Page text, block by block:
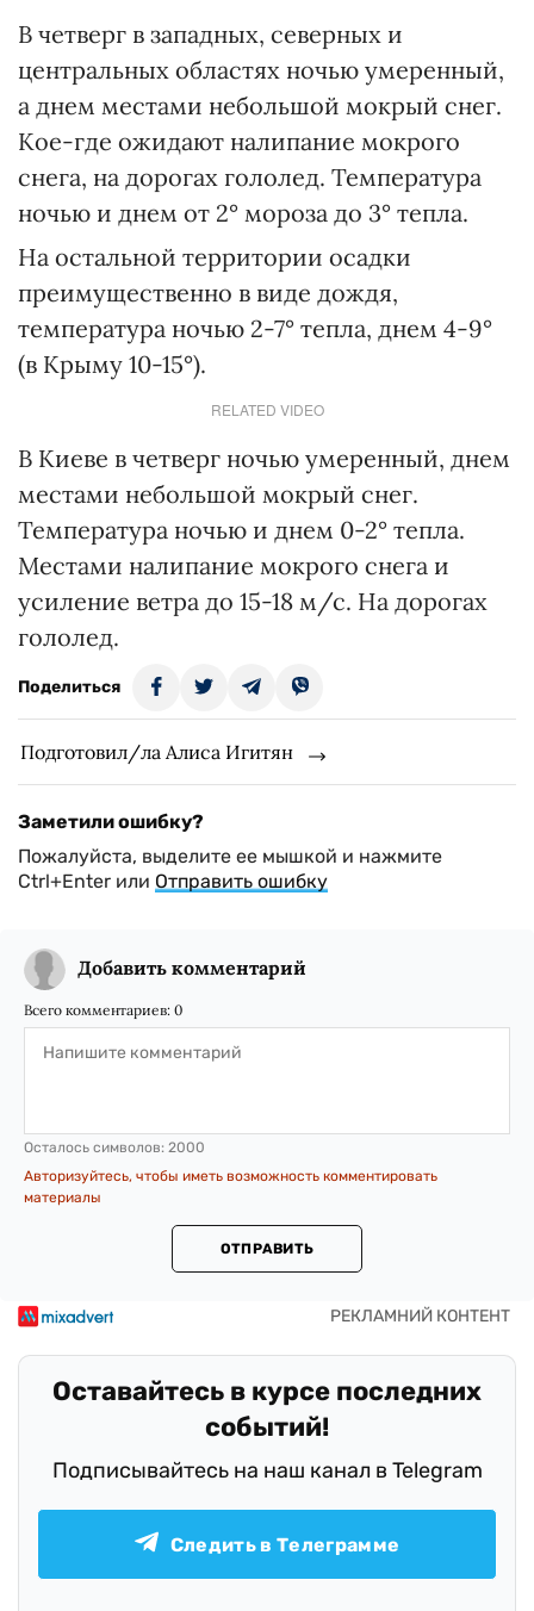
В четверг в западных, северных и
центральных областях ночью умеренный,
а днем местами небольшой мокрый снег.
Кое-где ожидают налипание мокрого
снега, на дорогах гололед. Температура
ночью и днем от 2° мороза до 3° тепла.
На остальной территории осадки
преимущественно в виде дождя,
температура ночью 2-7° тепла, днем 4-9°
(в Крыму 10-15°).
RELATED VIDEO
В Киеве в четверг ночью умеренный, днем
местами небольшой мокрый снег.
Температура ночью и днем 0-2° тепла.
Местами налипание мокрого снега и
усиление ветра до 15-18 м/с. На дорогах
гололед.
Поделиться
Подготовил/ла Алиса Игитян
Заметили ошибку?
Пожалуйста, выделите ее мышкой и нажмите
Ctrl+Enter или Отправить ошибку
Добавить комментарий
Всего комментариев: 0
Осталось символов: 2000
Авторизуйтесь, чтобы иметь возможность комментировать
материалы
ОТПРАВИТЬ
Оставайтесь в курсе последних
событий!
Подписывайтесь на наш канал в Telegram
Следить в Телеграмме